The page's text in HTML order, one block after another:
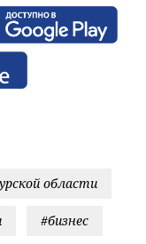
области
#бизнес